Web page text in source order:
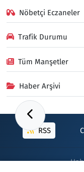
Nöbetçi Eczaneler
Trafik Durumu
Tüm Manşetler
Haber Arşivi
RSS